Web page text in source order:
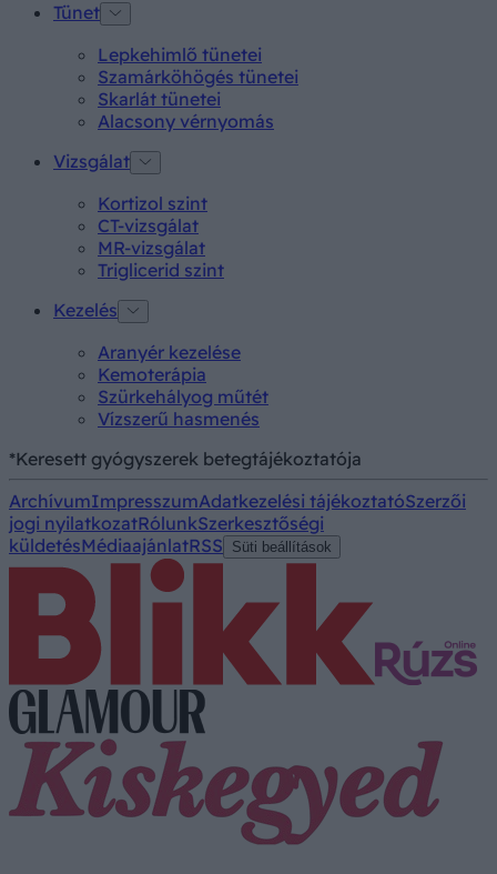
Tünet
Lepkehimlő tünetei
Szamárköhögés tünetei
Skarlát tünetei
Alacsony vérnyomás
Vizsgálat
Kortizol szint
CT-vizsgálat
MR-vizsgálat
Triglicerid szint
Kezelés
Aranyér kezelése
Kemoterápia
Szürkehályog műtét
Vízszerű hasmenés
*Keresett gyógyszerek betegtájékoztatója
ArchívumImpresszumAdatkezelési tájékoztatóSzerzői
jogi nyilatkozatRólunkSzerkesztőségi
küldetésMédiaajánlatRSS Süti beállítások